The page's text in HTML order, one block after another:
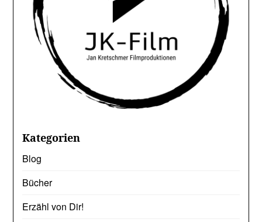
Kategorien
Blog
Bücher
Erzähl von Dir!